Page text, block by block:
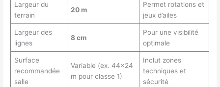
Largeur du
terrain
20 m
Permet rotations et
jeux d’ailes
Largeur des
lignes
8 cm
Pour une visibilité
optimale
Surface
recommandée
salle
Variable (ex. 44×24
m pour classe 1)
Inclut zones
techniques et
sécurité